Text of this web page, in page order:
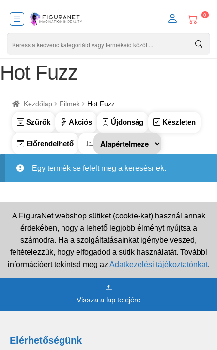
0
Hot Fuzz
Kezdőlap Filmek Hot Fuzz
Szűrők Akciós Újdonság Készleten
Előrendelhető
Egy termék se felelt meg a keresésnek.
A FiguraNet webshop sütiket (cookie-kat) használ annak
érdekében, hogy a lehető legjobb élményt nyújtsa a
számodra. Ha a szolgáltatásainkat igénybe veszed,
feltételezzük, hogy elfogadod a sütik használatát. További
információért tekintsd meg az Adatkezelési tájékoztatónkat.
Vissza a lap tetejére
Elérhetőségünk